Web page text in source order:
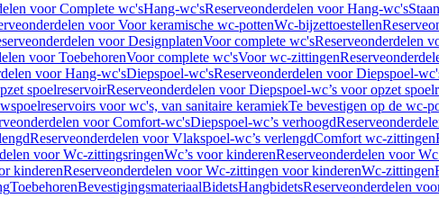
voor Complete wc'sHang-wc'sReserveonderdelen voor Hang-wc's
voor Voor keramische wc-pottenWc-bijzettoestellen
voor DesignplatenVoor complete wc'sReserveonderdelen
voor ToebehorenVoor complete wc'sVoor wc-zittingen
voor Hang-wc'sDiepspoel-wc'sReserveonderdelen voor Diepspoel-
spoelreservoirReserveonderdelen voor Diepspoel-wc’s voor opzet
voor wc's, van sanitaire keramiekTe bevestigen op de wc-
voor Comfort-wc'sDiepspoel-wc’s verhoogd
Reserveonderdelen voor Vlakspoel-wc’s verlengdComfort wc-zittingen
voor Wc-zittingsringenWc’s voor kinderenReserveonderdelen voor
kinderenReserveonderdelen voor Wc-zittingen voor kinderenWc-zittingen
ToebehorenBevestigingsmateriaalBidetsHangbidetsReserveonderdelen